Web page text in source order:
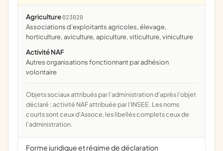
Agriculture 023020
associations d'exploitants agricoles, élevage,
horticulture, aviculture, apiculture, viticulture, viniculture
Activité NAF
Autres organisations fonctionnant par adhésion
volontaire
Objets sociaux attribués par l'administration d'après l'objet
déclaré ; activité NAF attribuée par l'INSEE. Les noms
courts sont ceux d'Assoce, les libellés complets ceux de
l'administration.
Forme juridique et régime de déclaration